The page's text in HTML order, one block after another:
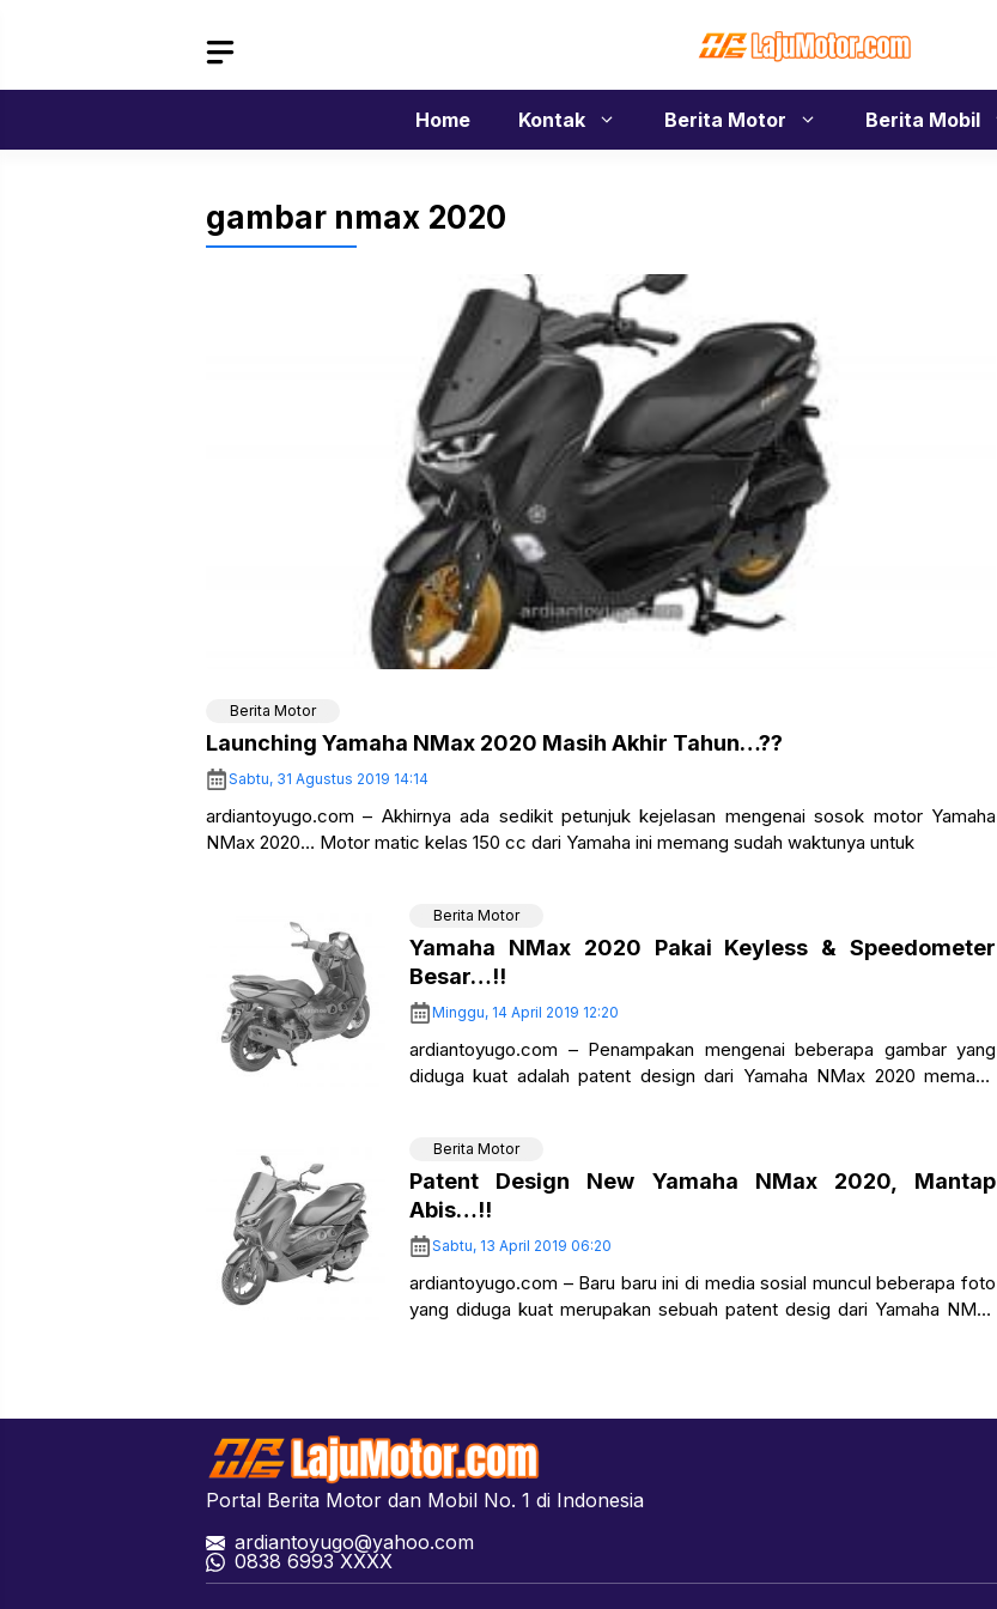
Home Kontak Berita Motor Berita Mobil
gambar nmax 2020
Berita Motor
Launching Yamaha NMax 2020 Masih Akhir Tahun…??
Sabtu, 31 Agustus 2019 14:14
ardiantoyugo.com – Akhirnya ada sedikit petunjuk kejelasan mengenai sosok motor Yamaha
NMax 2020… Motor matic kelas 150 cc dari Yamaha ini memang sudah waktunya untuk
Berita Motor
Yamaha NMax 2020 Pakai Keyless & Speedometer
Besar…!!
Minggu, 14 April 2019 12:20
ardiantoyugo.com – Penampakan mengenai beberapa gambar yang
diduga kuat adalah patent design dari Yamaha NMax 2020 memang
Berita Motor
Patent Design New Yamaha NMax 2020, Mantap
Abis…!!
Sabtu, 13 April 2019 06:20
ardiantoyugo.com – Baru baru ini di media sosial muncul beberapa foto
yang diduga kuat merupakan sebuah patent desig dari Yamaha NMax
Portal Berita Motor dan Mobil No. 1 di Indonesia
ardiantoyugo@yahoo.com
0838 6993 XXXX